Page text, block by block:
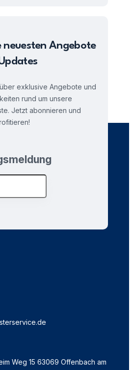
neuesten Angebote
exklusive Angebote und
rund um unsere
Jetzt abonnieren und
Weg 15 63069 Offenbach am